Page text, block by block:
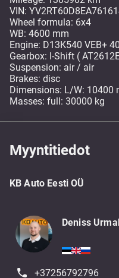
VIN:
Wheel formula: 6x4
WB: 4600 mm
Engine: D13K540 VEB+
Gearbox: I-Shift (
Suspension: air / air
Brakes: disc
Dimensions: L/W: 10400
Masses: full: 30000 kg
Myyntitiedot
KB Auto Eesti OÜ
Deniss
+37256792796